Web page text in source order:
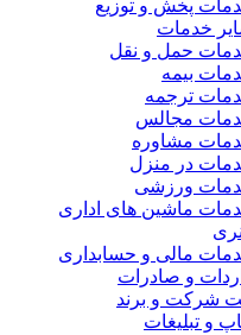
پخش و توزیع
خدمات
حمل و نقل
بیمه
ترجمه
مجالس
مشاوره
در منزل
ورزشی
ماشین های اداری
مالی و حسابداری
و صادرات
شرکت و برند
و تبلیغات